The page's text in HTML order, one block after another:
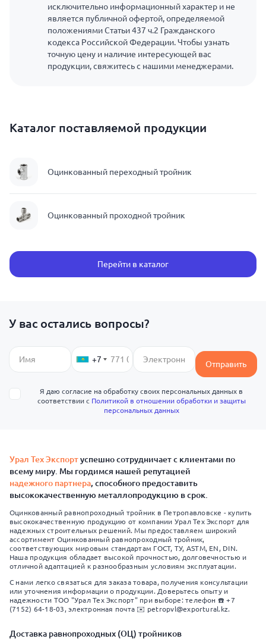
исключительно информационный характер и не
является публичной офертой, определяемой
положениями Статьи 437 ч.2 Гражданского
кодекса Российской Федерации. Чтобы узнать
точную цену и наличие интересующей вас
продукции, свяжитесь с нашими менеджерами.
Каталог поставляемой продукции
Оцинкованный переходный тройник
Оцинкованный проходной тройник
Перейти в каталог
У вас остались вопросы?
+7 Отправить
Я даю согласие на обработку своих персональных данных в
соответствии с Политикой в отношении обработки и защиты
персональных данных
Урал Тех Экспортуспешно сотрудничает с клиентами по
всему миру. Мы гордимся нашей репутацией
надежного партнера, способного предоставить
высококачественную металлопродукцию в срок.
Оцинкованный равнопроходный тройник в Петропавловске - купить
высококачественную продукцию от компании Урал Тех Экспорт для
надежных строительных решений. Мы предоставляем широкий
ассортимент Оцинкованный равнопроходный тройник,
соответствующих мировым стандартам ГОСТ, ТУ, ASTM, EN, DIN.
Наша продукция обладает высокой прочностью, долговечностью и
отличной адаптацией к разнообразным условиям эксплуатации.
С нами легко связаться для заказа товара, получения консультации
или уточнения информации о продукции. Доверьтесь опыту и
надежности ТОО "Урал Тех Экспорт" при выборе: телефон ☎️ +7
(7152) 64-18-03, электронная почта ✉️ petropvl@exportural.kz.
Доставка равнопроходных (ОЦ) тройников